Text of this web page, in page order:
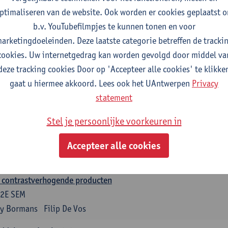
Derdelinckx
van de ziekenhuisapotheek deel 1
1E SEM
Somers Jens Van Krieken
voor het ziekenhuis
Renaud Janssen Guy Van den Mooter
producten
2E SEM
Bormans Filip De Vos
van de website. Ook worden er cookies geplaatst
b.v. YouTubefilmpjes te kunnen tonen en voor
Deze laatste categorie betreffen de
Uw internetgedrag kan worden gevolgd door middel
tracking cookies Door op 'Accepteer alle cookies' te
gaat u hiermee akkoord. Lees ook het UAntwerpen Privacy
statement
Stel je persoonlijke voorkeuren in
Accepteer alle cookies